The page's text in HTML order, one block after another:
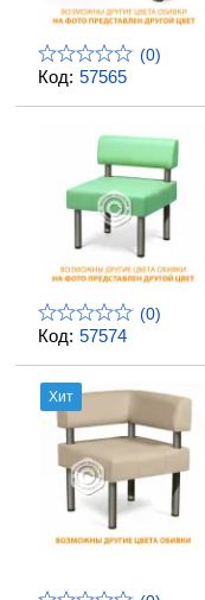
Код: 57565
(0)
Код: 57574
(0)
Хит